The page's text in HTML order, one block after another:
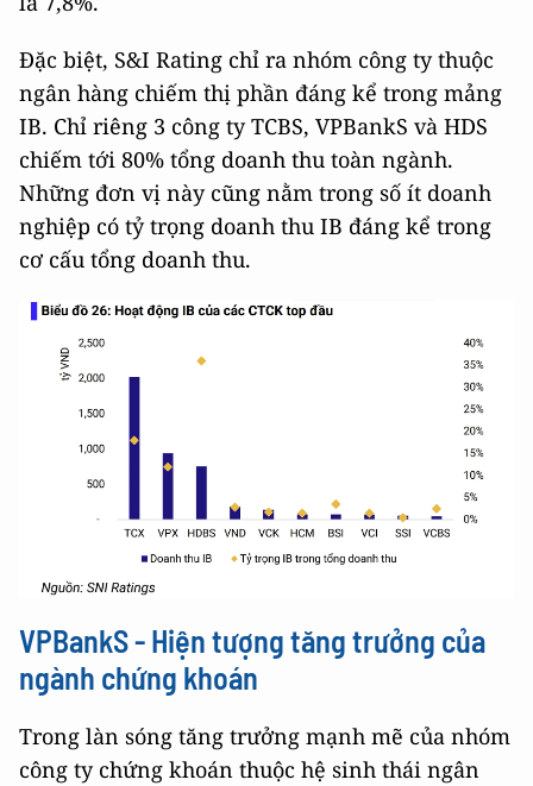
Đặc biệt, S&I Rating chỉ ra nhóm công ty thuộc
ngân hàng chiếm thị phần đáng kể trong mảng
IB. Chỉ riêng 3 công ty TCBS, VPBankS và HDS
chiếm tới 80% tổng doanh thu toàn ngành.
Những đơn vị này cũng nằm trong số ít doanh
nghiệp có tỷ trọng doanh thu IB đáng kể trong
cơ cấu tổng doanh thu.
VPBankS - Hiện tượng tăng trưởng của
ngành chứng khoán
Trong làn sóng tăng trưởng mạnh mẽ của nhóm
công ty chứng khoán thuộc hệ sinh thái ngân